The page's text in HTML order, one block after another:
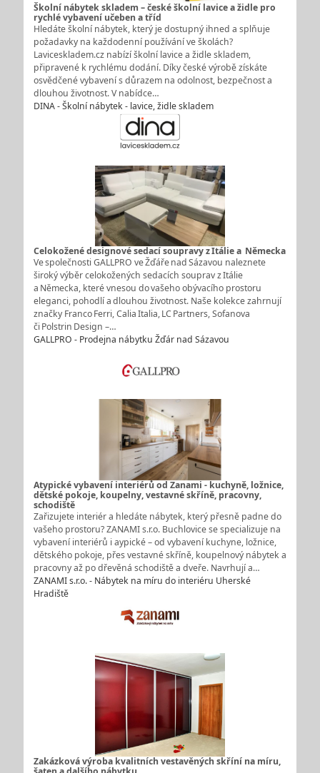
Školní nábytek skladem – české školní lavice a židle pro
rychlé vybavení učeben a tříd
Hledáte školní nábytek, který je dostupný ihned a splňuje
požadavky na každodenní používání ve školách?
Laviceskladem.cz nabízí školní lavice a židle skladem,
připravené k rychlému dodání. Díky české výrobě získáte
osvědčené vybavení s důrazem na odolnost, bezpečnost a
dlouhou životnost. V nabídce…
DINA - Školní nábytek - lavice, židle skladem
Celokožené designové sedací soupravy z Itálie a Německa
Ve společnosti GALLPRO ve Žďáře nad Sázavou naleznete
široký výběr celokožených sedacích souprav z Itálie
a Německa, které vnesou do vašeho obývacího prostoru
eleganci, pohodlí a dlouhou životnost. Naše kolekce zahrnují
značky Franco Ferri, Calia Italia, LC Partners, Sofanova
či Polstrin Design –…
GALLPRO - Prodejna nábytku Žďár nad Sázavou
Atypické vybavení interiérů od Zanami - kuchyně, ložnice,
dětské pokoje, koupelny, vestavné skříně, pracovny,
schodiště
Zařizujete interiér a hledáte nábytek, který přesně padne do
vašeho prostoru? ZANAMI s.r.o. Buchlovice se specializuje na
vybavení interiérů i aypické – od vybavení kuchyne, ložnice,
dětského pokoje, přes vestavné skříně, koupelnový nábytek a
pracovny až po dřevěná schodiště a dveře. Navrhují a…
ZANAMI s.r.o. - Nábytek na míru do interiéru Uherské
Hradiště
Zakázková výroba kvalitních vestavěných skříní na míru,